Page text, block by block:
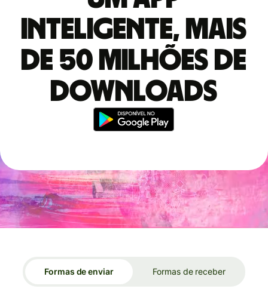
inteligente, mais
de 50 milhões de
downloads
Formas de enviar Formas de receber